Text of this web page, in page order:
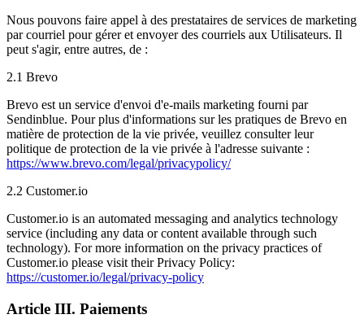
Nous pouvons faire appel à des prestataires de services de marketing
par courriel pour gérer et envoyer des courriels aux Utilisateurs. Il
peut s'agir, entre autres, de :
2.1 Brevo
Brevo est un service d'envoi d'e-mails marketing fourni par
Sendinblue. Pour plus d'informations sur les pratiques de Brevo en
matière de protection de la vie privée, veuillez consulter leur
politique de protection de la vie privée à l'adresse suivante :
https://www.brevo.com/legal/privacypolicy/
2.2 Customer.io
Customer.io is an automated messaging and analytics technology
service (including any data or content available through such
technology). For more information on the privacy practices of
Customer.io please visit their Privacy Policy:
https://customer.io/legal/privacy-policy
Article III. Paiements